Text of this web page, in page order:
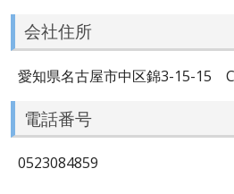
会社住所
愛知県名古屋市中区錦3-15-15
電話番号
0523084859